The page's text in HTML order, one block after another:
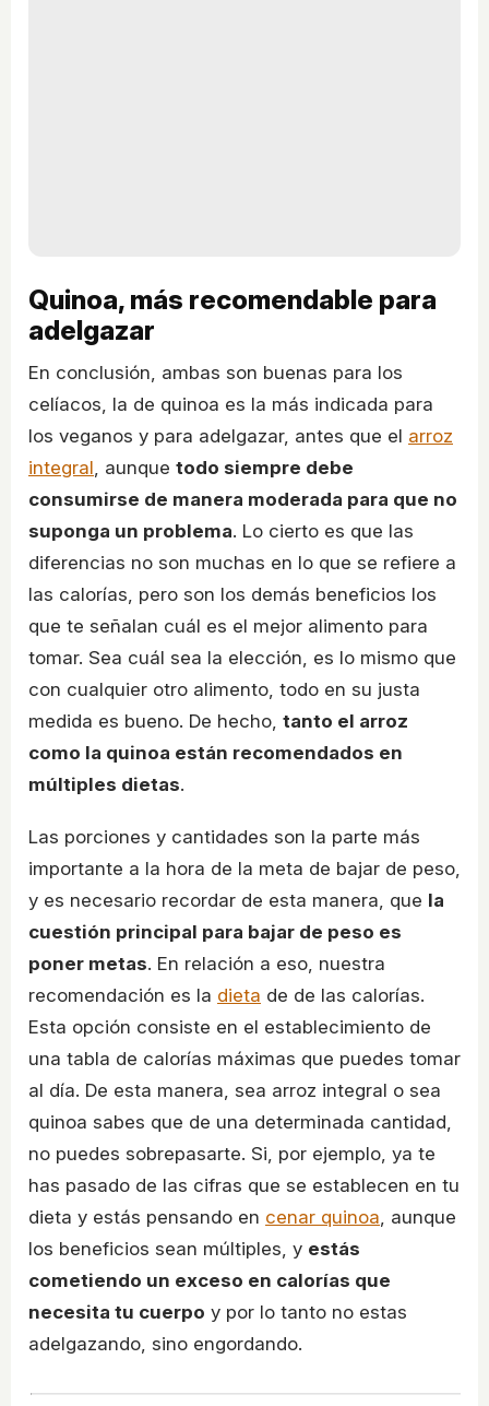
Quinoa, más recomendable para
adelgazar
En conclusión, ambas son buenas para los
celíacos, la de quinoa es la más indicada para
los veganos y para adelgazar, antes que el arroz
integral, aunque todo siempre debe
consumirse de manera moderada para que no
suponga un problema. Lo cierto es que las
diferencias no son muchas en lo que se refiere a
las calorías, pero son los demás beneficios los
que te señalan cuál es el mejor alimento para
tomar. Sea cuál sea la elección, es lo mismo que
con cualquier otro alimento, todo en su justa
medida es bueno. De hecho, tanto el arroz
como la quinoa están recomendados en
múltiples dietas.
Las porciones y cantidades son la parte más
importante a la hora de la meta de bajar de peso,
y es necesario recordar de esta manera, que la
cuestión principal para bajar de peso es
poner metas. En relación a eso, nuestra
recomendación es la dieta de de las calorías.
Esta opción consiste en el establecimiento de
una tabla de calorías máximas que puedes tomar
al día. De esta manera, sea arroz integral o sea
quinoa sabes que de una determinada cantidad,
no puedes sobrepasarte. Si, por ejemplo, ya te
has pasado de las cifras que se establecen en tu
dieta y estás pensando en cenar quinoa, aunque
los beneficios sean múltiples, y estás
cometiendo un exceso en calorías que
necesita tu cuerpo y por lo tanto no estas
adelgazando, sino engordando.